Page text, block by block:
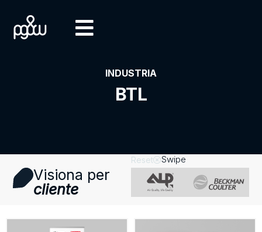
INDUSTRIA
BTL
Reset Swipe
Visiona per
cliente